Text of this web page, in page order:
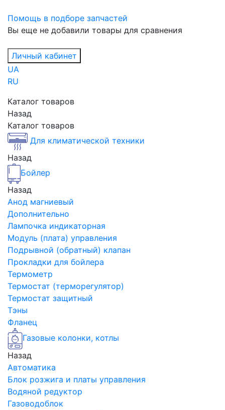
Помощь в подборе запчастей
Вы еще не добавили товары для сравнения
Личный кабинет
UA
RU
Каталог товаров
Назад
Каталог товаров
Для климатической техники
Назад
Бойлер
Назад
Анод магниевый
Дополнительно
Лампочка индикаторная
Модуль (плата) управления
Подрывной (обратный) клапан
Прокладки для бойлера
Термометр
Термостат (терморегулятор)
Термостат защитный
Тэны
Фланец
Газовые колонки, котлы
Назад
Автоматика
Блок розжига и платы управления
Водяной редуктор
Газоводоблок